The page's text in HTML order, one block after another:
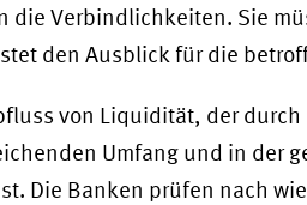
die Verbindlichkeiten. Sie
den Ausblick für die
von Liquidität, der
Umfang und in der
Die Banken prüfen nach